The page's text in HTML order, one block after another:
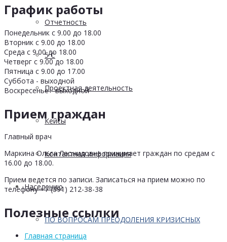
Отчетность
5 С
Проектная деятельность
Кейсы
Контактная информация
Населению
ПО ВОПРОСАМ ПРЕОДОЛЕНИЯ КРИЗИСНЫХ
График работы
Понедельник с 9.00 до 18.00
Вторник с 9.00 до 18.00
Среда с 9.00 до 18.00
Четверг с 9.00 до 18.00
Пятница с 9.00 до 17.00
Суббота - выходной
Воскресенье - выходной
Прием граждан
Главный врач
Маркина Ольга Леонидовна принимает граждан по средам с
16.00 до 18.00.
Прием ведется по записи. Записаться на прием можно по
телефону +7 (391) 212-38-38
Полезные ссылки
Главная страница